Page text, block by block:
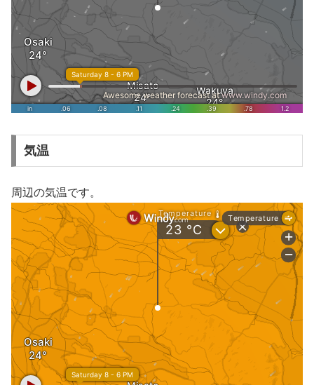
気温
周辺の気温です。